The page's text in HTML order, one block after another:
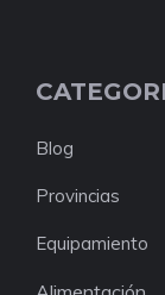
Blog
Provincias
Equipamiento